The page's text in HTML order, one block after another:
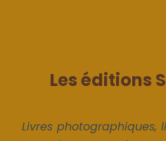
Les éditions
Livres photographiques,